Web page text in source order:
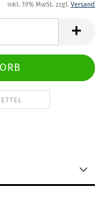
inkl. 19% MwSt. zzgl. Versand